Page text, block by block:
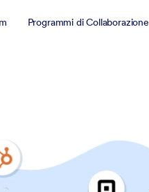
Programmi di Collaborazione